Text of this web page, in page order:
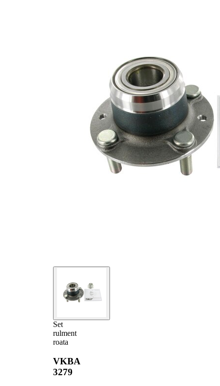
Set
rulment
roata
VKBA
3279
SKF03030 1
SKF04550 1